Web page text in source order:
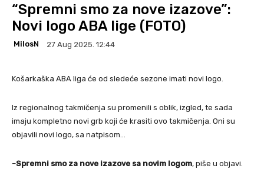
“Spremni smo za nove izazove”:
Novi logo ABA lige (FOTO)
MilosN 27 Aug 2025. 12:44
Košarkaška ABA liga će od sledeće sezone imati novi logo.
Iz regionalnog takmičenja su promenili s oblik, izgled, te sada
imaju kompletno novi grb koji će krasiti ovo takmičenja. Oni su
objavili novi logo, sa natpisom…
–Spremni smo za nove izazove sa novim logom, piše u objavi.